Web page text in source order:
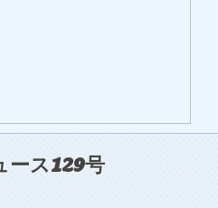
ース129号